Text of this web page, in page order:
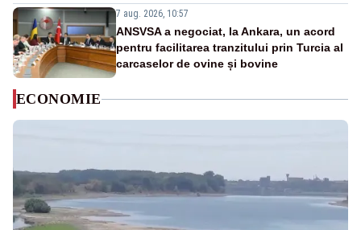
7 aug. 2026, 10:57
ANSVSA a negociat, la Ankara, un acord
pentru facilitarea tranzitului prin Turcia al
carcaselor de ovine și bovine
ECONOMIE